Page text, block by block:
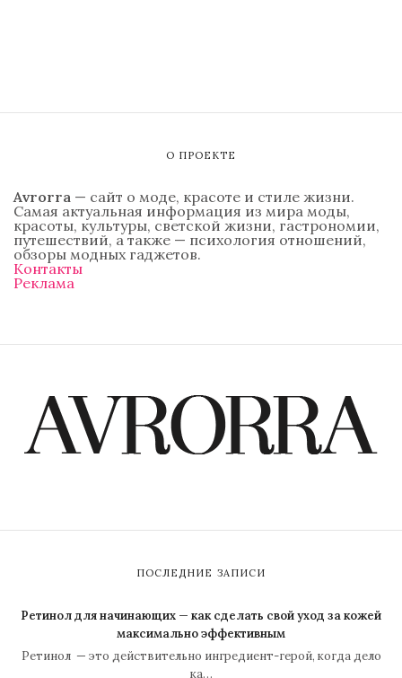
О ПРОЕКТЕ
Avrorra — сайт о моде, красоте и стиле жизни.
Самая актуальная информация из мира моды,
красоты, культуры, светской жизни, гастрономии,
путешествий, а также — психология отношений,
обзоры модных гаджетов.
Контакты
Реклама
ПОСЛЕДНИЕ ЗАПИСИ
Ретинол для начинающих — как сделать свой уход за кожей
максимально эффективным
Ретинол — это действительно ингредиент-герой, когда дело
ка…